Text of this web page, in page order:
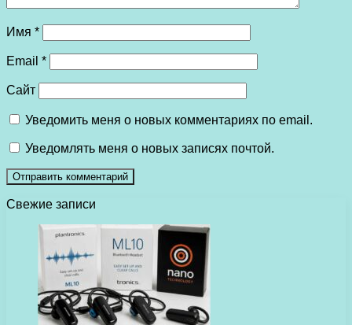
Имя *
Email *
Сайт
Уведомить меня о новых комментариях по email.
Уведомлять меня о новых записях почтой.
Свежие записи